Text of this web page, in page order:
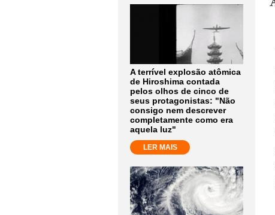
A terrível explosão atômica
de Hiroshima contada
pelos olhos de cinco de
seus protagonistas: "Não
consigo nem descrever
completamente como era
aquela luz"
LER MAIS